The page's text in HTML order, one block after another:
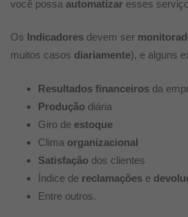
você possa automatizar esses
Os Indicadores devem ser
muitos casos diariamente), e alguns
Resultados financeiros da
Produção diária
Giro de estoque
Clima organizacional
Satisfação dos clientes
Índice de reclamações e
Entre outros.